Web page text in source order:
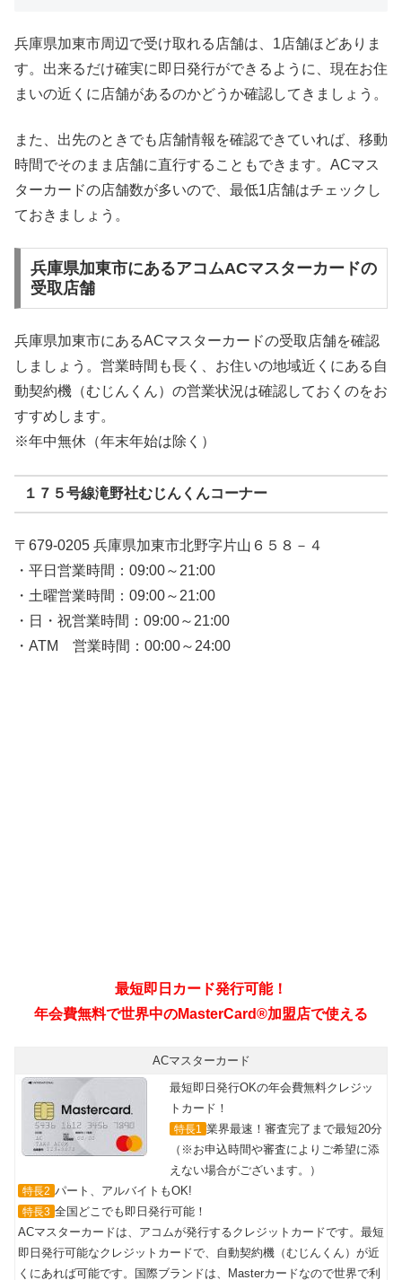
兵庫県加東市周辺で受け取れる店舗は、1店舗ほどありま
す。出来るだけ確実に即日発行ができるように、現在お住
まいの近くに店舗があるのかどうか確認してきましょう。
また、出先のときでも店舗情報を確認できていれば、移動
時間でそのまま店舗に直行することもできます。ACマス
ターカードの店舗数が多いので、最低1店舗はチェックし
ておきましょう。
兵庫県加東市にあるアコムACマスターカードの
受取店舗
兵庫県加東市にあるACマスターカードの受取店舗を確認
しましょう。営業時間も長く、お住いの地域近くにある自
動契約機（むじんくん）の営業状況は確認しておくのをお
すすめします。
※年中無休（年末年始は除く）
１７５号線滝野社むじんくんコーナー
〒679-0205 兵庫県加東市北野字片山６５８－４
・平日営業時間：09:00～21:00
・土曜営業時間：09:00～21:00
・日・祝営業時間：09:00～21:00
・ATM 営業時間：00:00～24:00
ACマスターカード
最短即日発行OKの年会費無料クレジッ
トカード！
特長1 業界最速！審査完了まで最短20分
（※お申込時間や審査によりご希望に添
えない場合がございます。）
特長2 パート、アルバイトもOK!
特長3 全国どこでも即日発行可能！
ACマスターカードは、アコムが発行するクレジットカードです。最短
即日発行可能なクレジットカードで、自動契約機（むじんくん）が近
くにあれば可能です。国際ブランドは、Masterカードなので世界で利